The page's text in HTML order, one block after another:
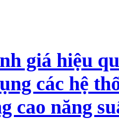
giá hiệu
các hệ
cao năng